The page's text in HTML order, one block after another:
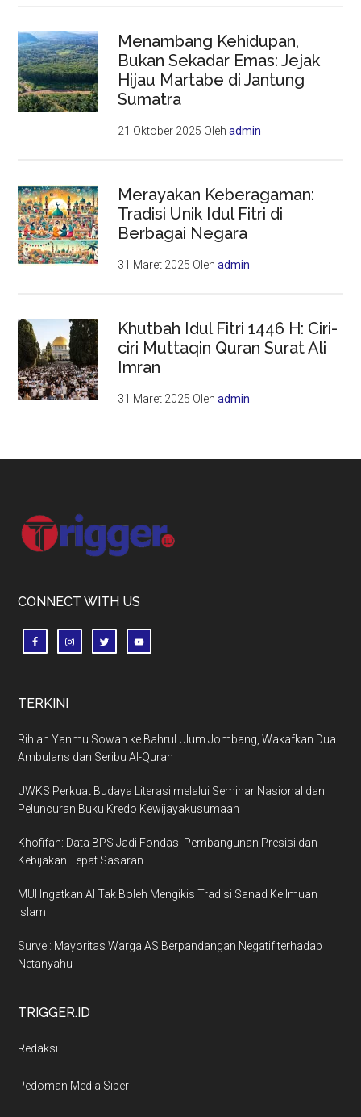
Menambang Kehidupan,
Bukan Sekadar Emas: Jejak
Hijau Martabe di Jantung
Sumatra
21 Oktober 2025 Olehadmin
Merayakan Keberagaman:
Tradisi Unik Idul Fitri di
Berbagai Negara
31 Maret 2025 Olehadmin
Khutbah Idul Fitri 1446 H: Ciri-
ciri Muttaqin Quran Surat Ali
Imran
31 Maret 2025 Olehadmin
Footer
CONNECT WITH US
TERKINI
Rihlah Yanmu Sowan ke Bahrul Ulum Jombang, Wakafkan Dua
Ambulans dan Seribu Al-Quran
UWKS Perkuat Budaya Literasi melalui Seminar Nasional dan
Peluncuran Buku Kredo Kewijayakusumaan
Khofifah: Data BPS Jadi Fondasi Pembangunan Presisi dan
Kebijakan Tepat Sasaran
MUI Ingatkan AI Tak Boleh Mengikis Tradisi Sanad Keilmuan
Islam
Survei: Mayoritas Warga AS Berpandangan Negatif terhadap
Netanyahu
TRIGGER.ID
Redaksi
Pedoman Media Siber